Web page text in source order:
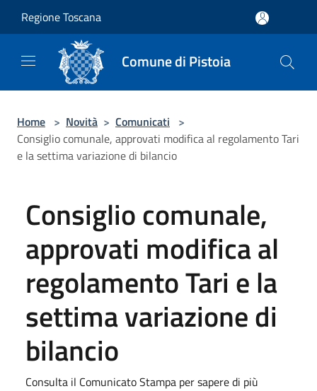
Regione Toscana
Comune di Pistoia
Home > Novità > Comunicati >
Consiglio comunale, approvati modifica al regolamento Tari
e la settima variazione di bilancio
Consiglio comunale,
approvati modifica al
regolamento Tari e la
settima variazione di
bilancio
Consulta il Comunicato Stampa per sapere di più